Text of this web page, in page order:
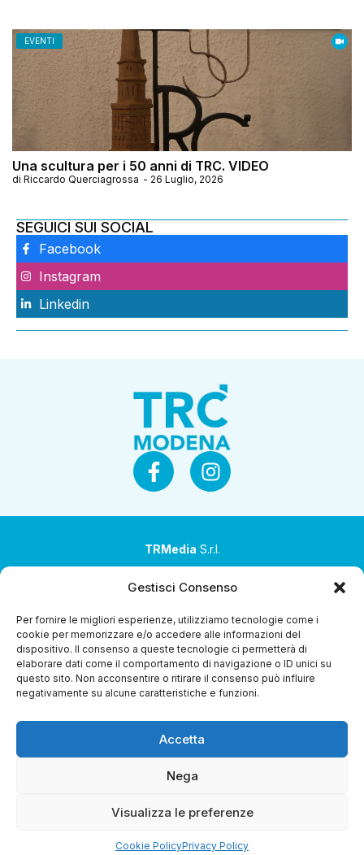
Gestisci Consenso
Per fornire le migliori esperienze, utilizziamo tecnologie come i
cookie per memorizzare e/o accedere alle informazioni del
dispositivo. Il consenso a queste tecnologie ci permetterà di
elaborare dati come il comportamento di navigazione o ID unici su
questo sito. Non acconsentire o ritirare il consenso può influire
negativamente su alcune caratteristiche e funzioni.
Accetta
Nega
Visualizza le preferenze
Cookie PolicyPrivacy Policy
EVENTI
Una scultura per i 50 anni di TRC. VIDEO
di Riccardo Querciagrossa - 26 Luglio, 2026
SEGUICI SUI SOCIAL
Facebook
Instagram
Linkedin
TRMedia S.r.l.
coordinamento da parte di Coop Alleanza 3.0 Soc. Coop.
Sede legale: via Ragazzi del ’99 nr. 51 42124 Reggio Emilia
(RE)
P.Iva 00651840365
Home i Programmi Diretta Streaming Guida TV
Chi
Gerenza
Riproduzione Riservata – Copyright © 2024